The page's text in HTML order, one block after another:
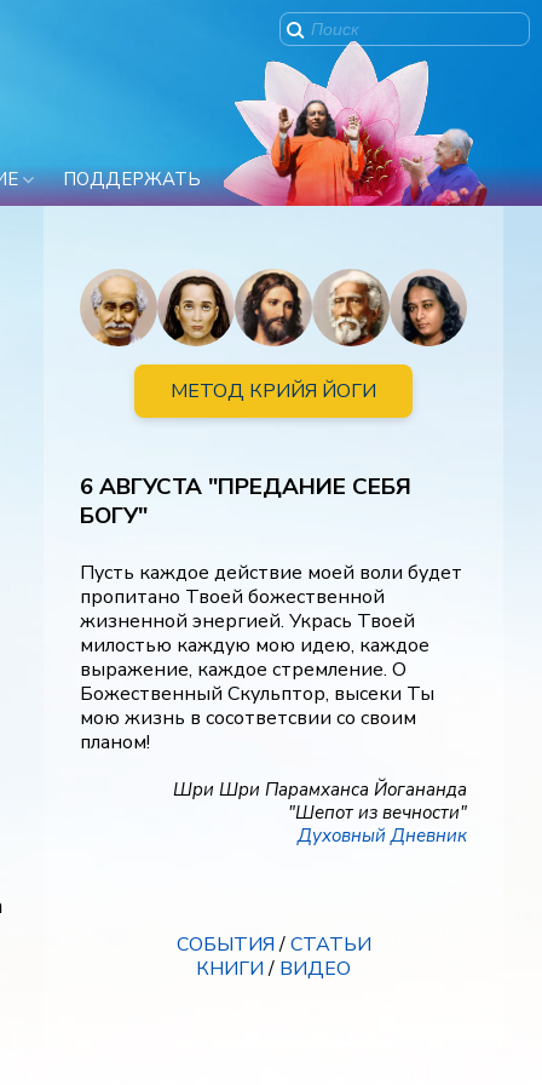
ПОДДЕРЖАТЬ
МЕТОД КРИЙЯ ЙОГИ
6 АВГУСТА "ПРЕДАНИЕ СЕБЯ
БОГУ"
Пусть каждое действие моей воли будет
пропитано Твоей божественной
жизненной энергией. Укрась Твоей
милостью каждую мою идею, каждое
выражение, каждое стремление. О
Божественный Скульптор, высеки Ты
мою жизнь в сосответсвии со своим
планом!
Шри Шри Парамханса Йогананда
"Шепот из вечности"
Духовный Дневник
СОБЫТИЯ/СТАТЬИ
КНИГИ/ ВИДЕО